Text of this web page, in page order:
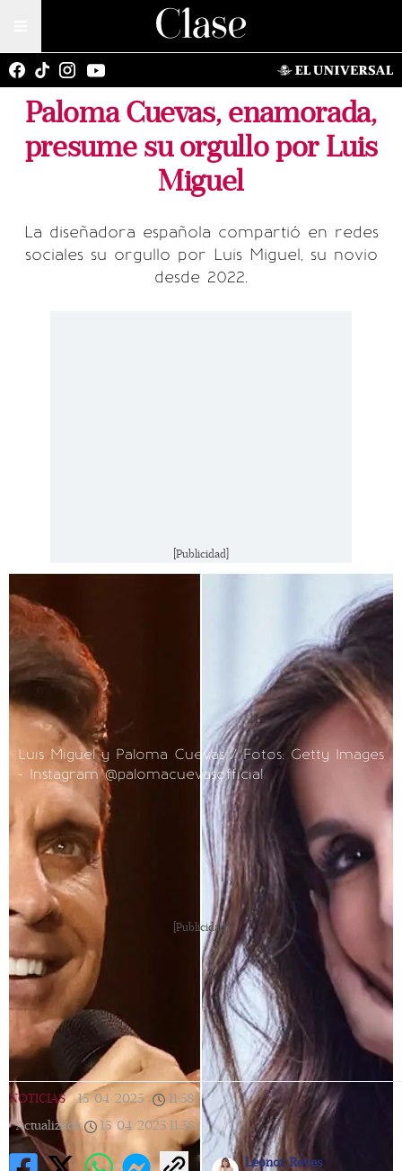
Paloma Cuevas, enamorada,
presume su orgullo por Luis
Miguel
La diseñadora española compartió en redes
sociales su orgullo por Luis Miguel, su novio
desde 2022.
[Publicidad]
Luis Miguel y Paloma Cuevas / Fotos: Getty Images
- Instagram @palomacuevasofficial
[Publicidad]
NOTICIAS | 15/04/2025 11:58 |
Actualizada
15/04/2025 11:58
Leonor Reyes